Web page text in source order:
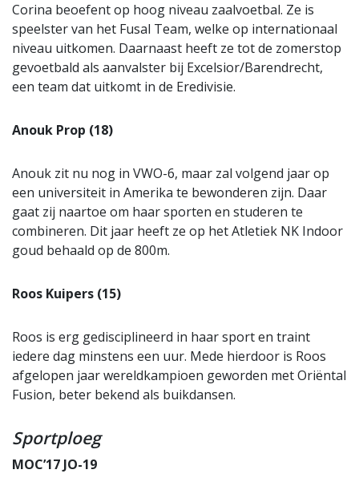
Corina beoefent op hoog niveau zaalvoetbal. Ze is
speelster van het Fusal Team, welke op internationaal
niveau uitkomen. Daarnaast heeft ze tot de zomerstop
gevoetbald als aanvalster bij Excelsior/Barendrecht,
een team dat uitkomt in de Eredivisie.
Anouk Prop (18)
Anouk zit nu nog in VWO-6, maar zal volgend jaar op
een universiteit in Amerika te bewonderen zijn. Daar
gaat zij naartoe om haar sporten en studeren te
combineren. Dit jaar heeft ze op het Atletiek NK Indoor
goud behaald op de 800m.
Roos Kuipers (15)
Roos is erg gedisciplineerd in haar sport en traint
iedere dag minstens een uur. Mede hierdoor is Roos
afgelopen jaar wereldkampioen geworden met Oriëntal
Fusion, beter bekend als buikdansen.
Sportploeg
MOC’17 JO-19